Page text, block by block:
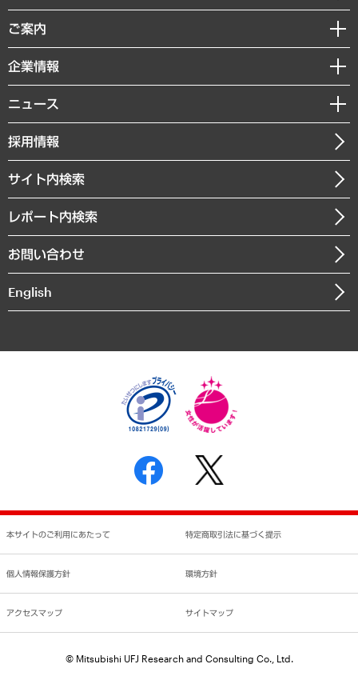
組織・人事戦略
デジタルイノベーション
共生・ダイバーシティ
GRC（ガバナンス・リスク・コンプライアンス）・防災（政策）
経済・産業・雇用・労働
まちづくり・観光・交通・スポーツ・スマートシティ
自然資源・農林水産業・食料システム
経済調査
レポート
コラム
経営用語集
受託・受注実績（官公庁関連）
メディア掲載・出演
ご案内
セミナー・イベント情報
MUFGビジネスセミナー
受託案件情報
企業情報
私たちの想い
社長メッセージ
会社概要
沿革
組織図・本部部室紹介
インドネシア現地法人
個人情報保護方針
反社会的勢力に対する基本方針
書面による個人情報の開示等の請求の手続きについて
ニュース
ニュースリリース
お知らせ
採用情報
サイト内検索
レポート内検索
お問い合わせ
English
本サイトのご利用にあたって 特定商取引法に基づく提示
個人情報保護方針 環境方針
アクセスマップ サイトマップ
© Mitsubishi UFJ Research and Consulting Co., Ltd.